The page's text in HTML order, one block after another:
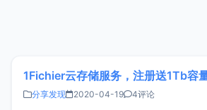
分享发现 2020-04-19 4评论